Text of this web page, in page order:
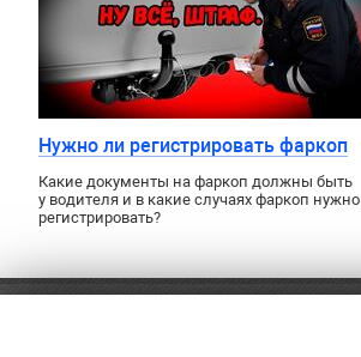
Нужно ли регистрировать фаркоп
Какие документы на фаркоп должны быть
у водителя и в какие случаях фаркоп нужно
регистрировать?